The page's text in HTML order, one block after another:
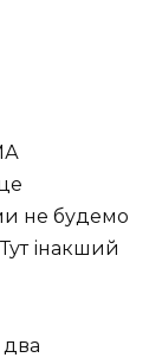
не будемо
інакший
два